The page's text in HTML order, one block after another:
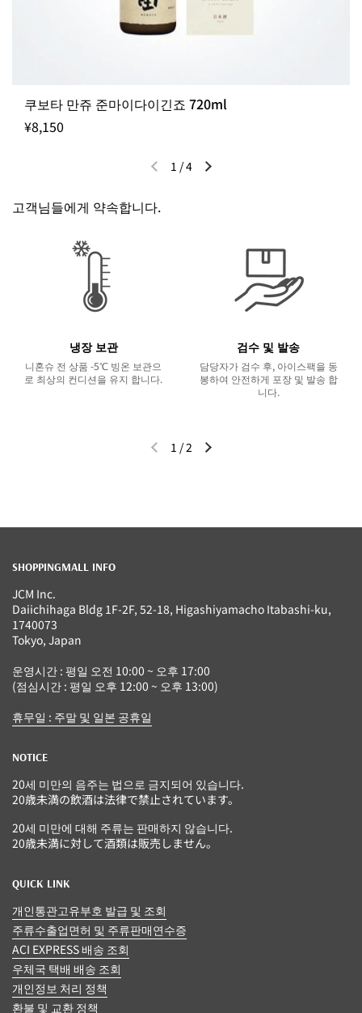
쿠보타 만쥬 준마이다이긴죠 720ml
¥8,150
이전 슬라이드다음 슬라이드
1 /4
고객님들에게 약속합니다.
냉장 보관
니혼슈 전 상품 -5℃ 빙온 보관으
로 최상의 컨디션을 유지 합니다.
검수 및 발송
담당자가 검수 후, 아이스팩을 동
봉하여 안전하게 포장 및 발송 합
니다.
이전 슬라이드다음 슬라이드
1 /2
SHOPPINGMALL INFO
JCM Inc.
Daiichihaga Bldg 1F-2F, 52-18, Higashiyamacho Itabashi-ku,
1740073
Tokyo, Japan
운영시간 : 평일 오전 10:00 ~ 오후 17:00
(점심시간 : 평일 오후 12:00 ~ 오후 13:00)
휴무일 : 주말 및 일본 공휴일
NOTICE
20세 미만의 음주는 법으로 금지되어 있습니다.
20歳未満の飲酒は法律で禁止されています。
20세 미만에 대해 주류는 판매하지 않습니다.
20歳未満に対して酒類は販売しません。
QUICK LINK
개인통관고유부호 발급 및 조회
주류수출업면허 및 주류판매연수증
ACI EXPRESS 배송 조회
우체국 택배 배송 조회
개인정보 처리 정책
환불 및 교환 정책